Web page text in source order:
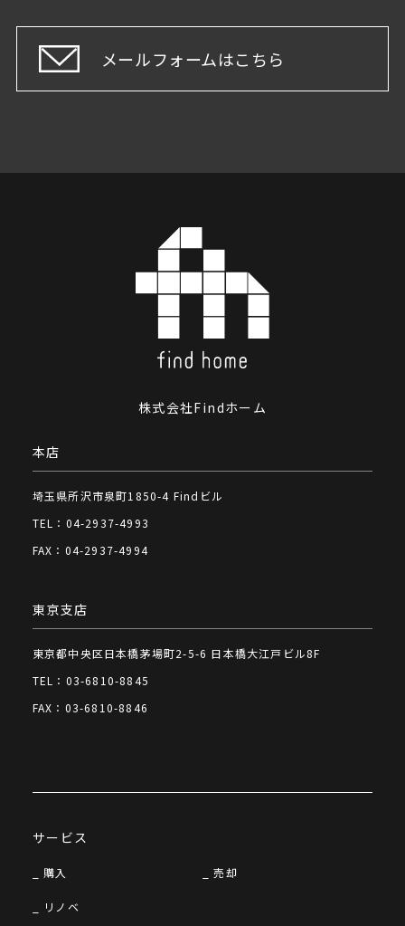
メールフォームはこちら
サービス
購入 売却
リノベ
株式会社Findホーム
本店
埼玉県所沢市泉町1850-4 Findビル
TEL：04-2937-4993
FAX：04-2937-4994
東京支店
東京都中央区日本橋茅場町2-5-6 日本橋大江戸ビル8F
TEL：03-6810-8845
FAX：03-6810-8846